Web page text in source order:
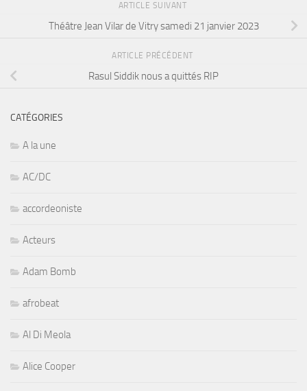
ARTICLE SUIVANT
Théâtre Jean Vilar de Vitry samedi 21 janvier 2023
ARTICLE PRÉCÉDENT
Rasul Siddik nous a quittés RIP
CATÉGORIES
A la une
AC/DC
accordeoniste
Acteurs
Adam Bomb
afrobeat
Al Di Meola
Alice Cooper